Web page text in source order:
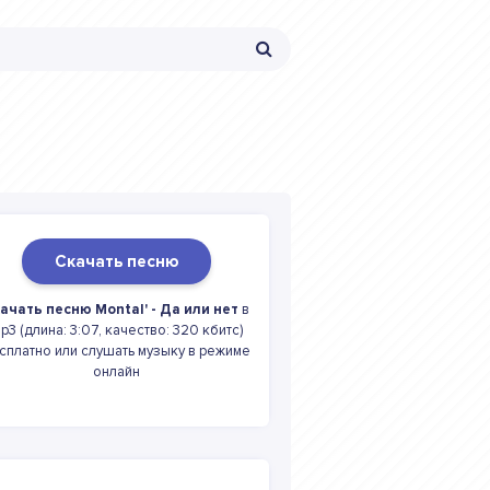
Скачать песню
песню Montal' - Да или нет в
(длина: 3:07, качество: 320 кбитс)
или слушать музыку в режиме
онлайн